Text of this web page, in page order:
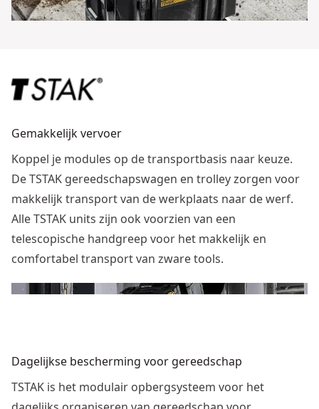
Gemakkelijk vervoer
Koppel je modules op de transportbasis naar keuze.
De TSTAK gereedschapswagen en trolley zorgen voor
makkelijk transport van de werkplaats naar de werf.
Alle TSTAK units zijn ook voorzien van een
telescopische handgreep voor het makkelijk en
comfortabel transport van zware tools.
Dagelijkse bescherming voor gereedschap
TSTAK is het modulair opbergsysteem voor het